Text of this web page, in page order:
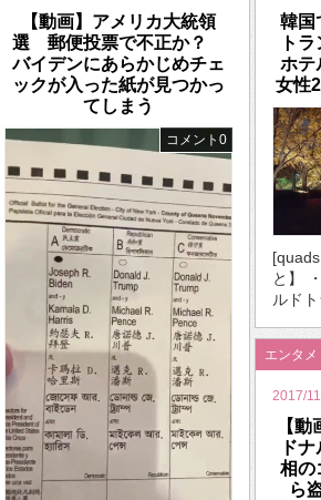
【動画】アメリカ大統領
選 郵便投票で不正か？
バイデンにあらかじめチェ
ックが入った紙が見つかっ
てしまう
コメント0
韓国
ト
ホテ
女性
と】
ルド
エンタメ
2017/
【
ド
相の
ら